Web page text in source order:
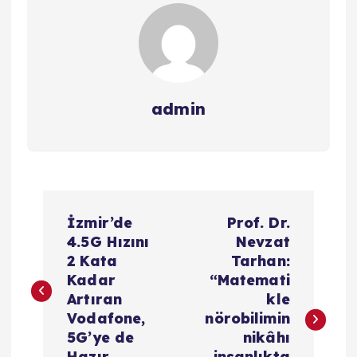
admin
z
İzmir’de
4.5G Hızını
2 Kata
Kadar
Artıran
Vodafone,
5G’ye de
Prof. Dr.
Nevzat
Tarhan:
“Matemati
kle
nörobilimin
nikâhı